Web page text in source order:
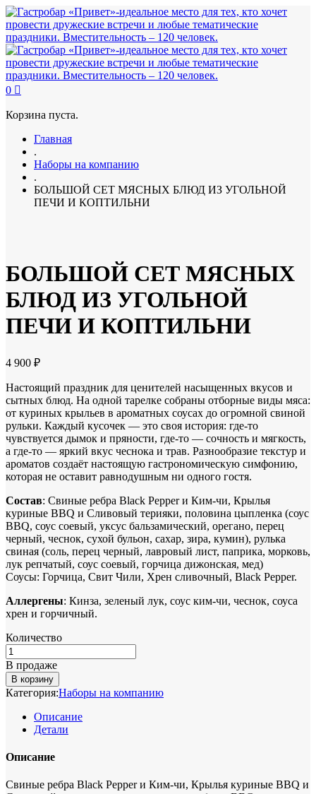
0
Корзина пуста.
Главная
.
Наборы на компанию
.
БОЛЬШОЙ СЕТ МЯСНЫХ БЛЮД ИЗ УГОЛЬНОЙ
ПЕЧИ И КОПТИЛЬНИ
БОЛЬШОЙ СЕТ МЯСНЫХ
БЛЮД ИЗ УГОЛЬНОЙ
ПЕЧИ И КОПТИЛЬНИ
4 900 ₽
Настоящий праздник для ценителей насыщенных вкусов и
сытных блюд. На одной тарелке собраны отборные виды мяса:
от куриных крыльев в ароматных соусах до огромной свиной
рульки. Каждый кусочек — это своя история: где-то
чувствуется дымок и пряности, где-то — сочность и мягкость,
а где-то — яркий вкус чеснока и трав. Разнообразие текстур и
ароматов создаёт настоящую гастрономическую симфонию,
которая не оставит равнодушным ни одного гостя.
Состав: Свиные ребра Black Pepper и Ким-чи, Крылья
куриные BBQ и Сливовый терияки, половина цыпленка (соус
BBQ, соус соевый, уксус бальзамический, орегано, перец
черный, чеснок, сухой бульон, сахар, зира, кумин), рулька
свиная (соль, перец черный, лавровый лист, паприка, морковь,
лук репчатый, соус соевый, горчица дижонская, мед)
Соусы: Горчица, Свит Чили, Хрен сливочный, Black Pepper.
Аллергены: Кинза, зеленый лук, соус ким-чи, чеснок, соуса
хрен и горчичный.
Количество
В продаже
В корзину
Категория:Наборы на компанию
Описание
Детали
Описание
Свиные ребра Black Pepper и Ким-чи, Крылья куриные BBQ и